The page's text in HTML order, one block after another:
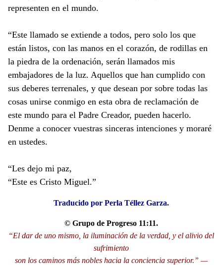
representen en el mundo.
“Este llamado se extiende a todos, pero solo los que
están listos, con las manos en el corazón, de rodillas en
la piedra de la ordenación, serán llamados mis
embajadores de la luz. Aquellos que han cumplido con
sus deberes terrenales, y que desean por sobre todas las
cosas unirse conmigo en esta obra de reclamación de
este mundo para el Padre Creador, pueden hacerlo.
Denme a conocer vuestras sinceras intenciones y moraré
en ustedes.
“Les dejo mi paz,
“Este es Cristo Miguel.”
Traducido por Perla Téllez Garza.
© Grupo de Progreso 11:11.
“El dar de uno mismo, la iluminación de la verdad, y el alivio del
sufrimiento
son los caminos más nobles hacia la conciencia superior.” —